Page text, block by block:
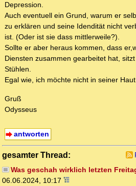
Depression.
Auch eventuell ein Grund, warum er
zu erklären und seine Idendität nicht
ist. (Oder ist sie dass mittlerweile?).
Sollte er aber heraus kommen, dass
Diensten zusammen gearbeitet hat,
Stühlen.
Egal wie, ich möchte nicht in seiner
Gruß
Odysseus
antworten
gesamter Thread:
Was geschah wirklich letzten
06.06.2024, 10:17